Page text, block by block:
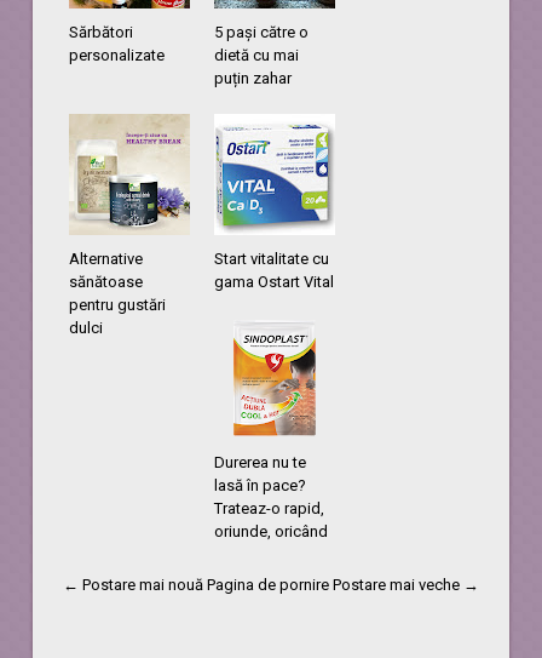
Sărbători
personalizate
5 pași către o
dietă cu mai
puțin zahar
Alternative
sănătoase
pentru gustări
dulci
Start vitalitate cu
gama Ostart Vital
Durerea nu te
lasă în pace?
Trateaz-o rapid,
oriunde, oricând
← Postare mai nouă Postare mai veche →
Pagina de pornire